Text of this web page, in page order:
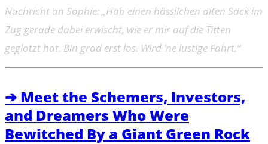
Nachricht an Sophie: „Hab einen hässlichen alten Sack im
Zug gerade dabei erwischt, wie er mir auf die Titten
geglotzt hat. Bin grad erst los. Wird ’ne lustige Fahrt.“
➔ Meet the Schemers, Investors,
and Dreamers Who Were
Bewitched By a Giant Green Rock